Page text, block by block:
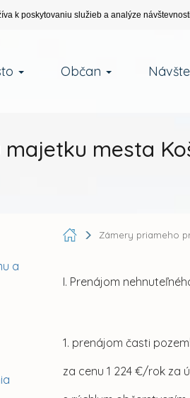
k poskytovaniu služieb a analýze
Občan
mesta
a
Zámery priameho
I. Prenájom
1. prenájom časti
za cenu 1 224 €/rok za